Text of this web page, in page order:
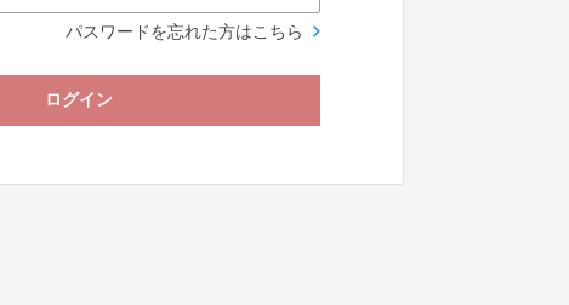
パスワードを忘れた方はこちら
ログイン